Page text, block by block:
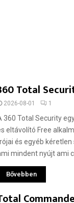
Total
2026-08-01 1
360 Total Security
eltávolító Free
és egyéb
mindent nyújt ami
Bővebben